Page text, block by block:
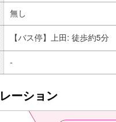
無し
【バス停】上田: 徒歩約5分
-
ーション